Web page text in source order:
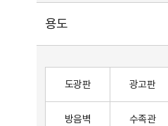
Charpy 충격강도
0 10
페인트
용도
도광판 광고판
방음벽 수족관